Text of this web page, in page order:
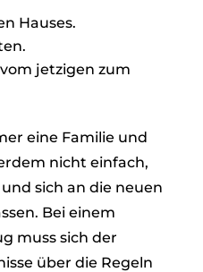
Hauses.
jetzigen zum
eine Familie und
nicht einfach,
sich an die neuen
Bei einem
muss sich der
über die Regeln